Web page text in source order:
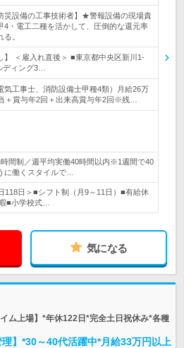
災設備の工事技術者】★警報設備の現場責
・電工二種を活かして、圧倒的な還元率
。
】 ＜雇入れ直後＞ ■東京都中央区新川1-
ディング3…
工事士、消防設備士甲種4類）月給26万
＋賞与年2回＋出来高賞与年2回※残…
間制／週平均実働40時間以内※1週間で40
に働くスタイルで…
118日＞■シフト制（月9～11日）■有給休
■小学校式…
気になる
ム上場】*年休122日*完全土日祝休み*各種
理】*30～40代活躍中*月給33万円以上